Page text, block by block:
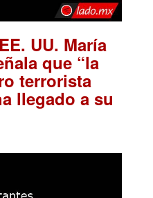
UU. María
que “la
terrorista
llegado a su